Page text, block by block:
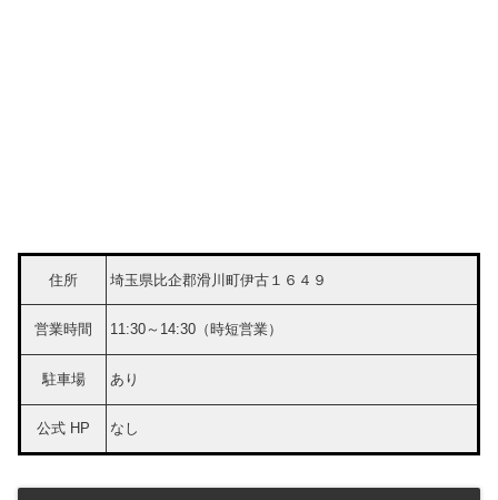
住所 埼玉県比企郡滑川町伊古１６４９
営業時間 11:30～14:30（時短営業）
駐車場 あり
公式 HP なし